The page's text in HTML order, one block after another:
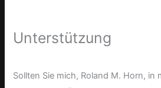
Unterstützung
Sollten Sie mich, Roland M. Horn, in